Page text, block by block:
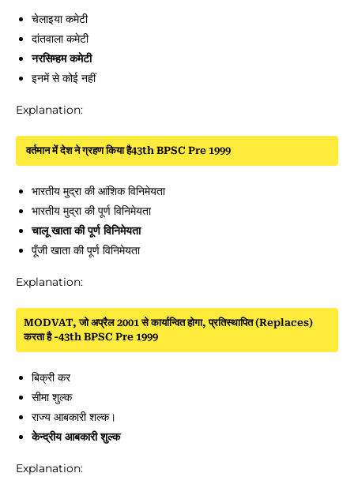
चेलाइया कमेटी
दांतवाला कमेटी
नरसिम्हम कमेटी
इनमें से कोई नहीं
Explanation:
वर्तमान में देश ने ग्रहण किया है43th BPSC Pre 1999
भारतीय मुद्रा की आंशिक विनिमेयता
भारतीय मुद्रा की पूर्ण विनिमेयता
चालू खाता की पूर्ण विनिमेयता
पूँजी खाता की पूर्ण विनिमेयता
Explanation:
MODVAT, जो अप्रैल 2001 से कार्यान्वित होगा, प्रतिस्थापित (Replaces)
करता है -43th BPSC Pre 1999
बिक्री कर
सीमा शुल्क
राज्य आबकारी शल्क।
केन्द्रीय आबकारी शुल्क
Explanation: